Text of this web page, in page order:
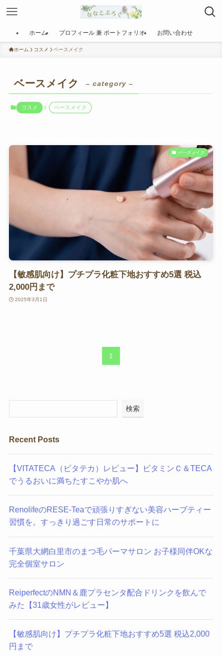
ホーム プロフィール 兼 ポートフォリオ お問い合わせ
ホーム コスメ ベースメイク
ベースメイク – category –
コスメ ベースメイク
ベースメイク
【敏感肌向け】プチプラ化粧下地おすすめ5選 税込
2,000円まで
2025年3月1日
1
検索
Recent Posts
【VITATECA（ビタテカ）レビュー】ビタミンＣ＆TECA
でうるおいに満ちたすこやか肌へ
RenolifeのRESE-Teaで頑張りすぎない美容ハーブティー
習慣を。すっきり過ごす日常のサポートに
千葉県大網白里市のまつ毛パーマサロン お子様同伴OKな
完全個室サロン
ReiperfectのNMN＆鹿プラセンタ配合ドリンクを飲んで
みた【31歳女性がレビュー】
【敏感肌向け】プチプラ化粧下地おすすめ5選 税込2,000
円まで